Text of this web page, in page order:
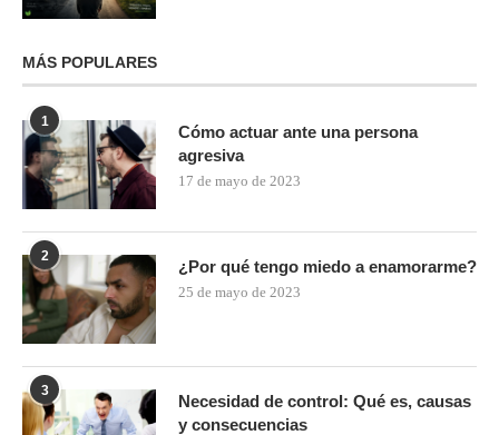
MÁS POPULARES
1
Cómo actuar ante una persona
agresiva
17 de mayo de 2023
2
¿Por qué tengo miedo a enamorarme?
25 de mayo de 2023
3
Necesidad de control: Qué es, causas
y consecuencias